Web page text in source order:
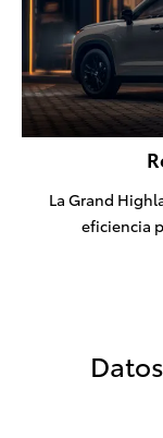
La Grand
eficiencia